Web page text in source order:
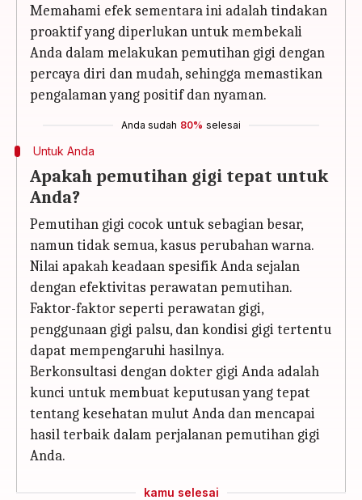
Memahami efek sementara ini adalah tindakan
proaktif yang diperlukan untuk membekali
Anda dalam melakukan pemutihan gigi dengan
percaya diri dan mudah, sehingga memastikan
pengalaman yang positif dan nyaman.
Anda sudah 80% selesai
Untuk Anda
Apakah pemutihan gigi tepat untuk
Anda?
Pemutihan gigi cocok untuk sebagian besar,
namun tidak semua, kasus perubahan warna.
Nilai apakah keadaan spesifik Anda sejalan
dengan efektivitas perawatan pemutihan.
Faktor-faktor seperti perawatan gigi,
penggunaan gigi palsu, dan kondisi gigi tertentu
dapat mempengaruhi hasilnya.
Berkonsultasi dengan dokter gigi Anda adalah
kunci untuk membuat keputusan yang tepat
tentang kesehatan mulut Anda dan mencapai
hasil terbaik dalam perjalanan pemutihan gigi
Anda.
kamu selesai